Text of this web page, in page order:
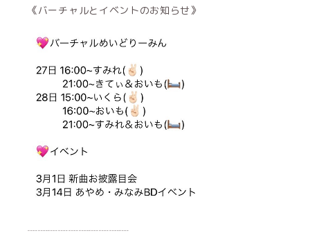
《バーチャルとイベントのお知らせ》
┈┈┈┈┈┈┈┈┈┈